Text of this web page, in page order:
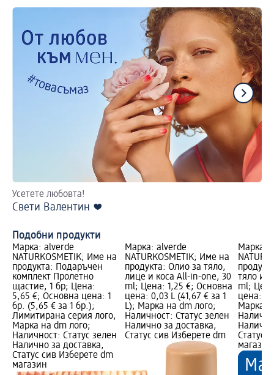
Усетете любовта!
Свети Валентин ❤️
Подобни продукти
Марка: alverde
NATURKOSMETIK; Име на
продукта: Подаръчен
комплект Пролетно
щастие, 1 бр; Цена:
5,65 €; Основна цена: 1
бр. (5,65 € за 1 бр.);
Лимитирана серия лого,
Марка на dm лого;
Наличност: Статус зелен
Налично за доставка,
Статус сив Изберете dm
магазин
Марка: alverde
NATURKOSMETIK; Име на
продукта: Олио за тяло,
лице и коса All-in-one, 30
ml; Цена: 1,25 €; Основна
цена: 0,03 L (41,67 € за 1
L); Марка на dm лого;
Наличност: Статус зелен
Налично за доставка,
Статус сив Изберете dm
Марка:
тяло и
ml;
цена:
Марка
Статус
магазин